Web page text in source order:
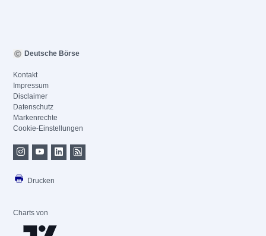
Deutsche Börse
Kontakt
Impressum
Disclaimer
Datenschutz
Markenrechte
Cookie-Einstellungen
Drucken
Charts von